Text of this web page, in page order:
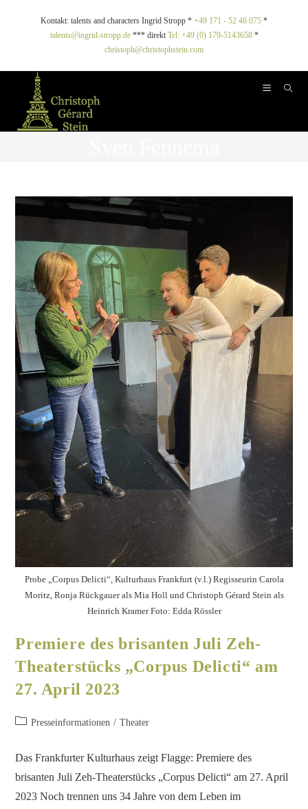
Kontakt: talents and characters Ingrid Stropp * +49 171 - 52 46 075 *
talents@ingrid-stropp.de*** direkt Tel: +49 (0) 179-5143658*
christoph@christophstein.com
Probe „Corpus Delicti“, Kulturhaus Frankfurt (v.l.) Regisseurin Carola
Moritz, Ronja Rückgauer als Mia Holl und Christoph Gérard Stein als
Heinrich Kramer Foto: Edda Rössler
Premiere des brisanten Juli Zeh-
Theaterstücks „Corpus Delicti“ am
27. April 2023
Presseinformationen / Theater
Das Frankfurter Kulturhaus zeigt Flagge: Premiere des
brisanten Juli Zeh-Theaterstücks „Corpus Delicti“ am 27. April
2023 Noch trennen uns 34 Jahre von dem Leben im